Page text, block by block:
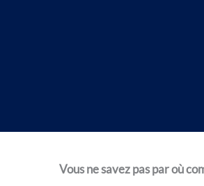
Vous ne savez pas par où